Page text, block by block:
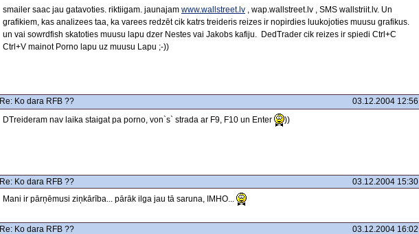
smailer saac jau gatavoties. riktiigam. jaunajam www.wallstreet.lv , wap.wallstreet.lv , SMS wallstriit.lv. Un
grafikiem, kas analizees taa, ka varees redzēt cik katrs treideris reizes ir nopirdies luukojoties muusu grafikus.
un vai sowrdfish skatoties muusu lapu dzer Nestes vai Jakobs kafiju. DedTrader cik reizes ir spiedi Ctrl+C
Ctrl+V mainot Porno lapu uz muusu Lapu ;-))
Re: Ko dara RFB ??
03.12.2004 12:56
DTreideram nav laika staigat pa porno, von`s` strada ar F9, F10 un Enter
))
Re: Ko dara RFB ??
03.12.2004 15:30
Mani ir pārņēmusi ziņkārība... pārāk ilga jau tā saruna, IMHO...
Re: Ko dara RFB ??
03.12.2004 16:02